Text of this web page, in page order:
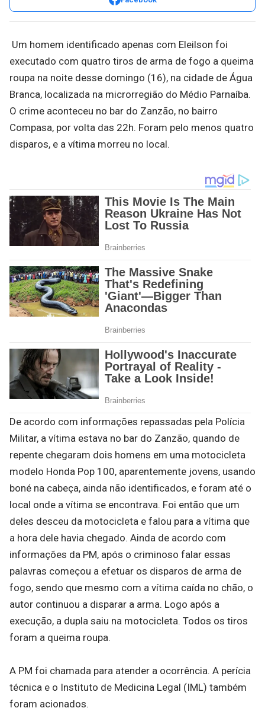
Um homem identificado apenas com Eleilson foi
executado com quatro tiros de arma de fogo a queima
roupa na noite desse domingo (16), na cidade de Água
Branca, localizada na microrregião do Médio Parnaíba.
O crime aconteceu no bar do Zanzão, no bairro
Compasa, por volta das 22h. Foram pelo menos quatro
disparos, e a vítima morreu no local.
De acordo com informações repassadas pela Polícia
Militar, a vítima estava no bar do Zanzão, quando de
repente chegaram dois homens em uma motocicleta
modelo Honda Pop 100, aparentemente jovens, usando
boné na cabeça, ainda não identificados, e foram até o
local onde a vítima se encontrava. Foi então que um
deles desceu da motocicleta e falou para a vítima que
a hora dele havia chegado. Ainda de acordo com
informações da PM, após o criminoso falar essas
palavras começou a efetuar os disparos de arma de
fogo, sendo que mesmo com a vítima caída no chão, o
autor continuou a disparar a arma. Logo após a
execução, a dupla saiu na motocicleta. Todos os tiros
foram a queima roupa.
A PM foi chamada para atender a ocorrência. A perícia
técnica e o Instituto de Medicina Legal (IML) também
foram acionados.